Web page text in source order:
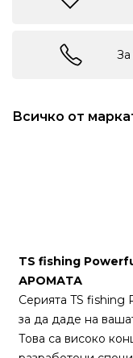
риболов
Сонари
За
Всичко от
TS fishing
АРОМАТА
Серията TS fishing
за да даде на
Това са високо